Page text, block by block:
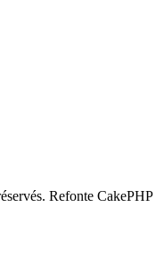
Refonte CakePHP